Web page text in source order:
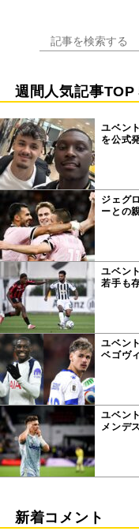
週間人気記事TOP
ユベン
を公式
ジェグ
ーとの
ユベン
若手も
ユベン
ベゴヴ
ユベン
メンデ
新着コメント